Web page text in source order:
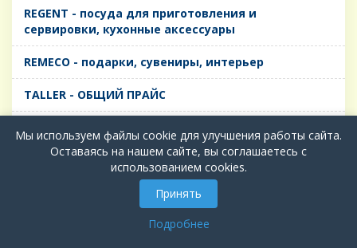
REGENT - посуда для приготовления и
сервировки, кухонные аксессуары
REMECO - подарки, сувениры, интерьер
TALLER - ОБЩИЙ ПРАЙС
TIMA - посуда для приготовления и сервировки,
кухонные аксессуары
БИОСТАЛЬ - ТЕРМОСА
Мы используем файлы cookie для улучшения работы сайта.
Оставаясь на нашем сайте, вы соглашаетесь с
использованием cookies.
Принять
Подробнее